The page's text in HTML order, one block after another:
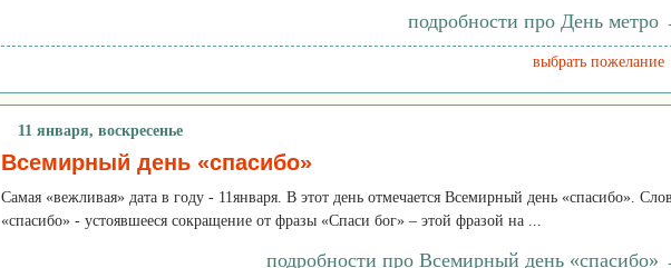
подробности про День метро
выбрать
11 января, воскресенье
Всемирный день «спасибо»
Самая «вежливая» дата в году - 11января. В этот день отмечается Всемирный день «спасибо».
«спасибо» - устоявшееся сокращение от фразы «Спаси бог» – этой фразой на ...
подробности про Всемирный день «спасибо»